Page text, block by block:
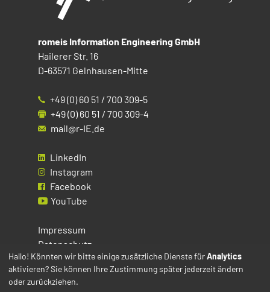
romeis Information Engineering GmbH
Hailerer Str. 16
D-63571 Gelnhausen-Mitte
+49 (0) 60 51 / 700 309-5
+49 (0) 60 51 / 700 309-4
mail@r-IE.de
LinkedIn
Instagram
Facebook
YouTube
Impressum
Datenschutz
Cookies
Hallo! Könnten wir bitte einige zusätzliche Dienste fürAnalytics
aktivieren? Sie können Ihre Zustimmung später jederzeit ändern
oder zurückziehen.